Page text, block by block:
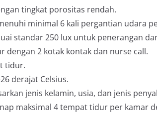
tingkat porositas rendah.
minimal 6 kali pergantian udara
standar 250 lux untuk penerangan
dengan 2 kotak kontak dan nurse call.
tidur.
derajat Celsius.
jenis kelamin, usia, dan jenis
maksimal 4 tempat tidur per kamar